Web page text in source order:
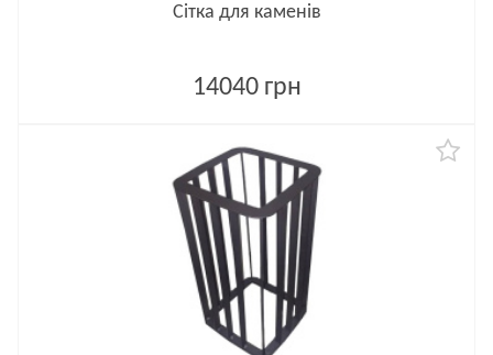
Cітка для каменів
14040 грн